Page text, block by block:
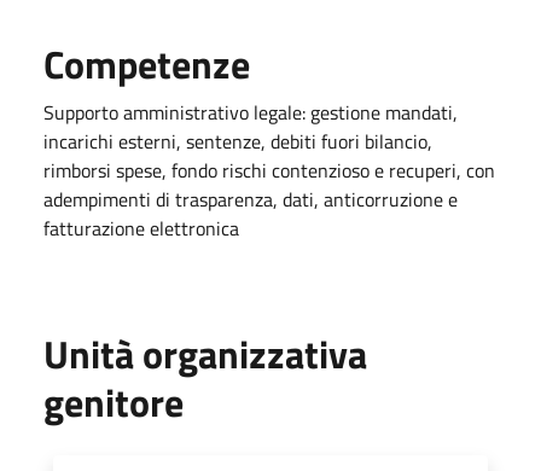
Competenze
Supporto amministrativo legale: gestione mandati,
incarichi esterni, sentenze, debiti fuori bilancio,
rimborsi spese, fondo rischi contenzioso e recuperi, con
adempimenti di trasparenza, dati, anticorruzione e
fatturazione elettronica
Unità organizzativa
genitore